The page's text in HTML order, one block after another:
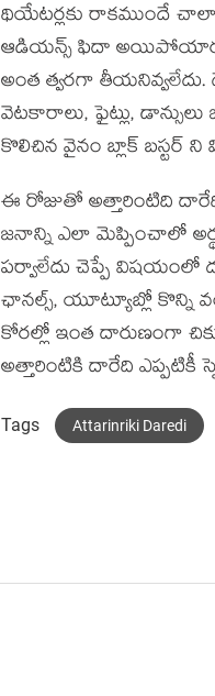
థియేటర్లకు రాకముందే
ఆడియన్స్ ఫిదా అయిపోయారు.
అంత త్వరగా తీయనివ్వలేదు.
వెటకారాలు, ఫైట్లు,
కొలిచిన వైనం బ్లాక్ బస్టర్
ఈ రోజుతో అత్తారింటిది
జనాన్ని ఎలా మెప్పించాలో అర్థం
పర్వాలేదు చెప్పే విషయంలో
ఛానల్స్, యూట్యూబ్లో కొన్ని
కోరల్లో ఇంత దారుణంగా
అత్తారింటికి దారేది ఎప్పటికీ
Tags Attarinriki Daredi